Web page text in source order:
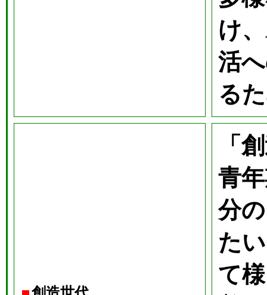
け
活
る
「
青
分
た
て